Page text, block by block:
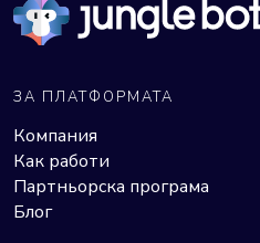
ЗА ПЛАТФОРМАТА
Компания
Как работи
Партньорска програма
Блог